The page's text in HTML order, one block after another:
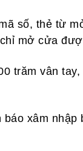
số, thẻ từ
mở cửa
trăm vân
xâm nhập